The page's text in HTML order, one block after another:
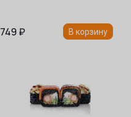
749 ₽ В корзину